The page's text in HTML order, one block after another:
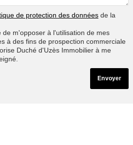
de protection des donnéesde la
de m'opposer à l'utilisation de mes
à des fins de prospection commerciale
Duché d'Uzès Immobilier à me